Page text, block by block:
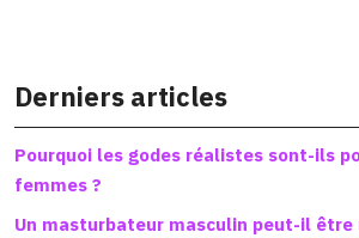
Derniers articles
Pourquoi les godes réalistes sont-ils
femmes ?
Un masturbateur masculin peut-il être